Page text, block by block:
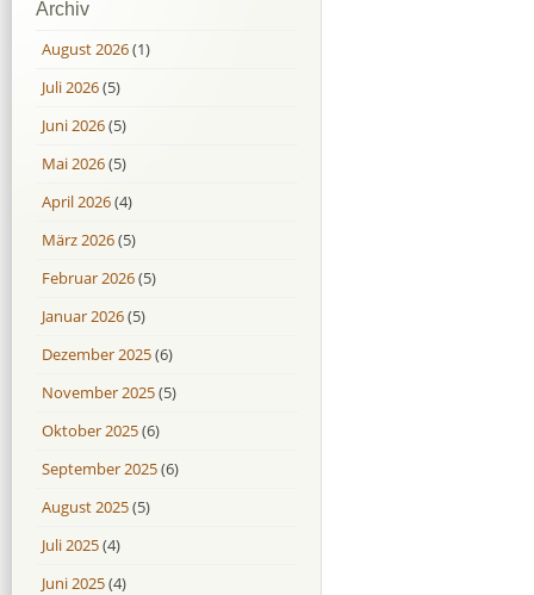
Archiv
August 2026(1)
Juli 2026(5)
Juni 2026(5)
Mai 2026(5)
April 2026(4)
März 2026(5)
Februar 2026(5)
Januar 2026(5)
Dezember 2025(6)
November 2025(5)
Oktober 2025(6)
September 2025(6)
August 2025(5)
Juli 2025(4)
Juni 2025(4)